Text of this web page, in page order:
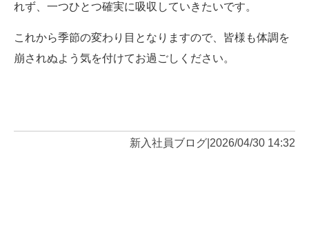
れず、一つひとつ確実に吸収していきたいです。
これから季節の変わり目となりますので、皆様も体調を
崩されぬよう気を付けてお過ごしください。
新入社員ブログ 2026/04/30 14:32